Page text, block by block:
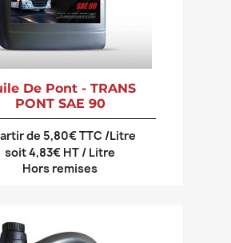
De Pont - TRANS
PONT SAE 90
de 5,80€ TTC /Litre
soit 4,83€ HT / Litre
Hors remises